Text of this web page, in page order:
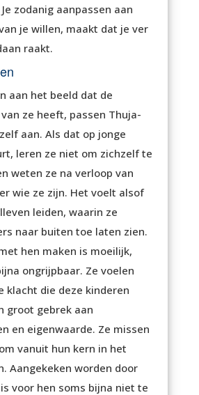
zodanig aanpassen aan
je willen, maakt dat je ver
raakt.
aan het beeld dat de
ze heeft, passen Thuja-
aan. Als dat op jonge
leren ze niet om zichzelf te
weten ze na verloop van
wie ze zijn. Het voelt alsof
leiden, waarin ze
naar buiten toe laten zien.
hen maken is moeilijk,
ongrijpbaar. Ze voelen
klacht die deze kinderen
groot gebrek aan
en eigenwaarde. Ze missen
vanuit hun kern in het
Aangekeken worden door
voor hen soms bijna niet te